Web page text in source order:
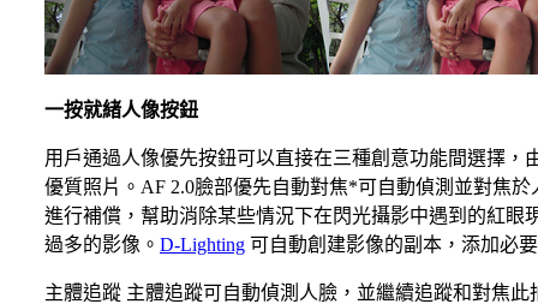
一按就緒人像按鈕
用戶通過人像優先按鈕可以直接在三種創意功能間選擇
優質照片。AF 2.0臉部優先自動對焦*可自動偵測並對焦
進行補償，幫助消除某些情況下在閃光攝影中遇到的紅眼
過多的影像。 D-Lighting 可自動創建影像的副本，添加必
主體追蹤 主體追蹤可自動偵測人臉，並繼續追蹤和對焦